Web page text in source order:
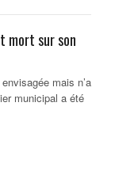
mort sur son
mais n’a
municipal a été